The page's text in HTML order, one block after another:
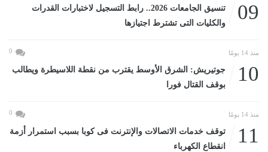
09
تنسيق الجامعات 2026.. رابط التسجيل لاختبارات القدرات
والكليات التى تشترط اجتيازها
منذ 14 يومًا 0
10
جوتيريش: الشرق الأوسط يقترب من نقطة اللاسيطرة ويطالب
بوقف القتال فورا
منذ 14 يومًا 0
11
توقف خدمات الاتصالات والإنترنت فى كوبا بسبب استمرار أزمة
انقطاع الكهرباء